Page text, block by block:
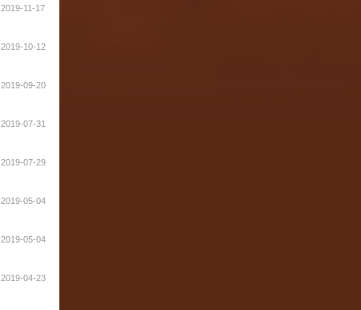
2019-11-17
2019-10-12
2019-09-20
2019-07-31
2019-07-29
2019-05-04
2019-05-04
2019-04-23